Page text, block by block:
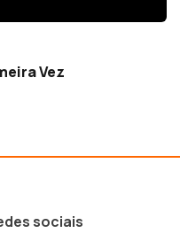
Vez
sociais